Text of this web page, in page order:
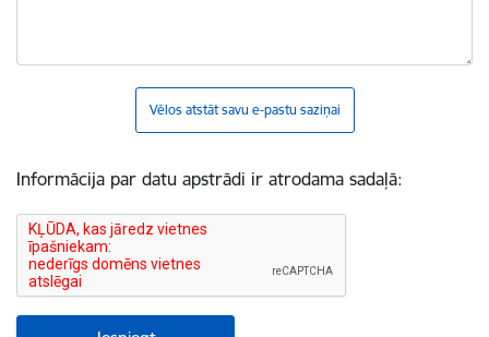
Vēlos atstāt savu e-pastu saziņai
Informācija par datu apstrādi ir atrodama sadaļā: